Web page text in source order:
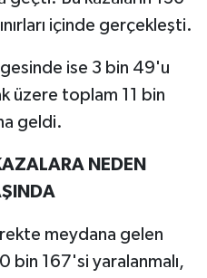
içinde gerçekleşti.
ise 3 bin 49'u
üzere toplam 11 bin
geldi.
NEDEN
meydana gelen
bin 167'si yaralanmalı,